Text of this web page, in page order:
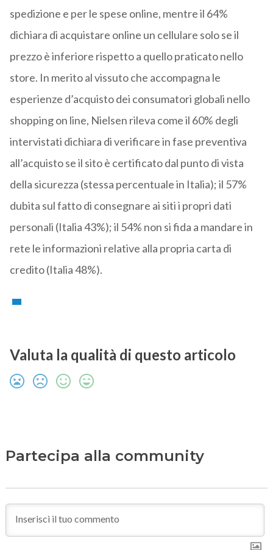
spedizione e per le spese online, mentre il 64%
dichiara di acquistare online un cellulare solo se il
prezzo è inferiore rispetto a quello praticato nello
store. In merito al vissuto che accompagna le
esperienze d’acquisto dei consumatori globali nello
shopping on line, Nielsen rileva come il 60% degli
intervistati dichiara di verificare in fase preventiva
all’acquisto se il sito è certificato dal punto di vista
della sicurezza (stessa percentuale in Italia); il 57%
dubita sul fatto di consegnare ai siti i propri dati
personali (Italia 43%); il 54% non si fida a mandare in
rete le informazioni relative alla propria carta di
credito (Italia 48%).
Valuta la qualità di questo articolo
Partecipa alla community